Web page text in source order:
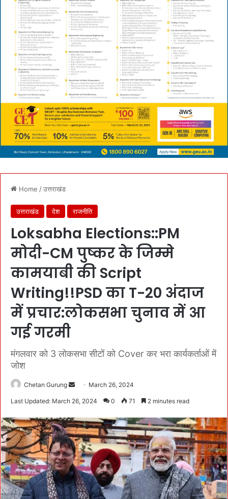
Home /उत्तराखंड
उत्तराखंड देश राजनीति
Loksabha Elections::PM
मोदी-CM पुष्कर के जिम्मे
कामयाबी की Script
Writing!!PSD का T-20 अंदाज
में प्रचार:लोकसभा चुनाव में आ
गई गरमी
मंगलवार को 3 लोकसभा सीटों को Cover कर भरा कार्यकर्ताओं में
जोश
Chetan Gurung
d
a
n
e
m
a
i
March 26, 2024
Last Updated: March 26, 2024 0 71 2 minutes read